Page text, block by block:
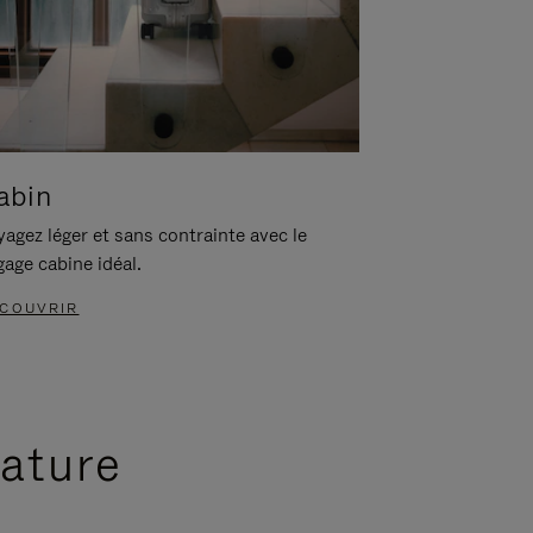
léger et sans contrainte avec le
cabine idéal.